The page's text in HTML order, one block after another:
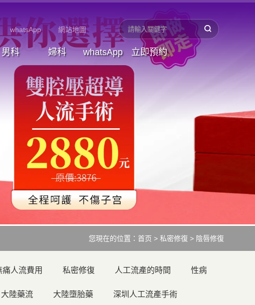
whatsApp 網站地圖
男科 婦科 whatsApp 立即預約
您現在的位置： 首页 > 私密修復 > 陰唇修復
痛人流費用 私密修復 人工流產的時間 性病
大陸藥流 大陸墮胎藥 深圳人工流產手術